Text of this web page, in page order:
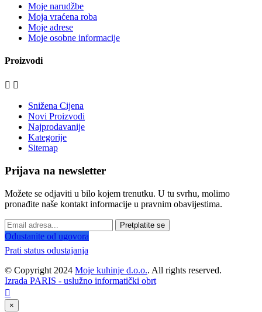
Moje narudžbe
Moja vraćena roba
Moje adrese
Moje osobne informacije
Proizvodi
 
Snižena Cijena
Novi Proizvodi
Najprodavanije
Kategorije
Sitemap
Prijava na newsletter
Možete se odjaviti u bilo kojem trenutku. U tu svrhu, molimo
pronađite naše kontakt informacije u pravnim obavijestima.
Pretplatite se
Odustanite od ugovora
Prati status odustajanja
© Copyright 2024 Moje kuhinje d.o.o.. All rights reserved.
Izrada PARIS - uslužno informatički obrt

×